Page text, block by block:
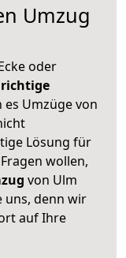
Umzug
oder
richtige
es Umzüge von
Lösung für
wollen,
von Ulm
uns, denn wir
auf Ihre